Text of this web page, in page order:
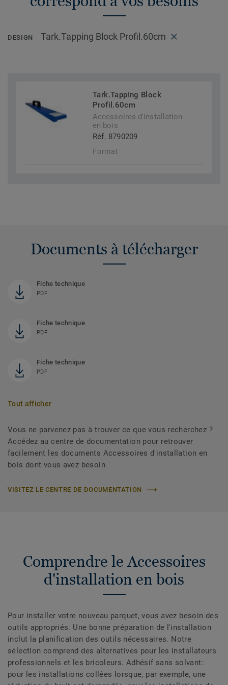
DESIGN Tark.Tapping Block Profil.60cm
Tark.Tapping Block
Profil.60cm
Accessoires d'installation
en bois
Réf. 8790209
Format
Documents à télécharger
Fiche technique
PDF
Fiche technique
PDF
Fiche technique
PDF
Tout afficher
Vous ne parvenez pas à trouver ce que vous recherchez ?
Accédez au centre de documentation pour retrouver
facilement les documents Accessoires d'installation en
bois dont vous avez besoin
VISITEZ LE CENTRE DE DOCUMENTATION
Comprendre le Accessoires
d'installation en bois
Pour installer votre nouveau parquet, vous avez besoin des
outils appropriés. Une bonne préparation de l'installation
inclut la planification des outils nécessaires. Notre
sélection comprend des alternatives pour les installateurs
professionnels et les bricoleurs. Adhésif sans solvant:
pour les installations collées lorsque, par exemple, une